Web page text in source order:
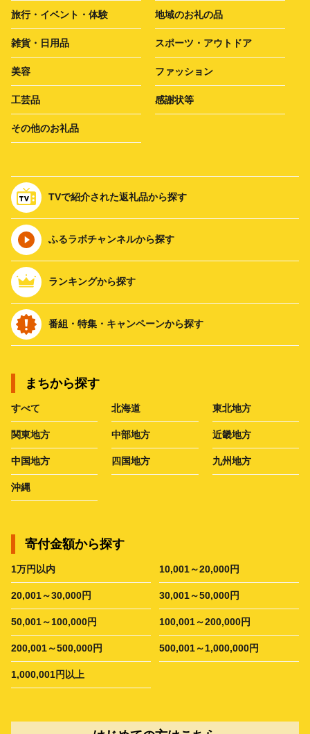
旅行・イベント・体験 地域のお礼の品
雑貨・日用品 スポーツ・アウトドア
美容 ファッション
工芸品 感謝状等
その他のお礼品
TVで紹介された返礼品から探す
ふるラボチャンネルから探す
ランキングから探す
番組・特集・キャンペーンから探す
まちから探す
すべて 北海道 東北地方
関東地方 中部地方 近畿地方
中国地方 四国地方 九州地方
沖縄
寄付金額から探す
1万円以内 10,001～20,000円
20,001～30,000円 30,001～50,000円
50,001～100,000円 100,001～200,000円
200,001～500,000円 500,001～1,000,000円
1,000,001円以上